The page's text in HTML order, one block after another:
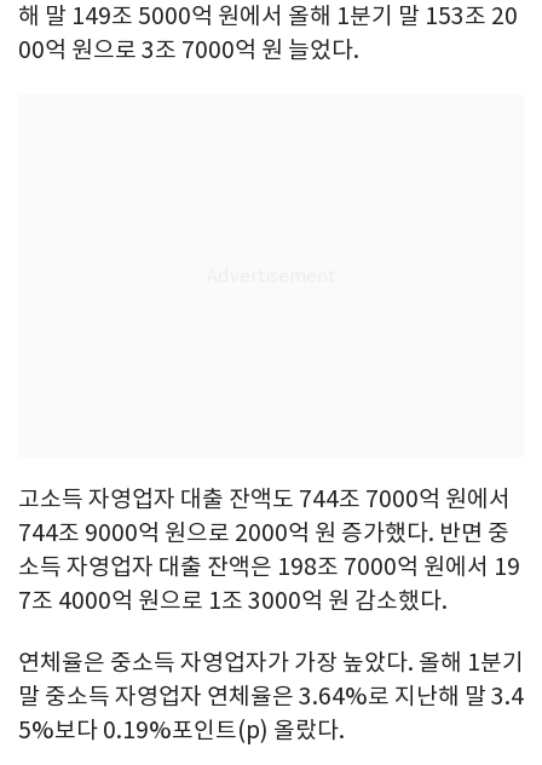
해 말 149조 5000억 원에서 올해 1분기 말 153조 20
00억 원으로 3조 7000억 원 늘었다.
고소득 자영업자 대출 잔액도 744조 7000억 원에서
744조 9000억 원으로 2000억 원 증가했다. 반면 중
소득 자영업자 대출 잔액은 198조 7000억 원에서 19
7조 4000억 원으로 1조 3000억 원 감소했다.
연체율은 중소득 자영업자가 가장 높았다. 올해 1분기
말 중소득 자영업자 연체율은 3.64%로 지난해 말 3.4
5%보다 0.19%포인트(p) 올랐다.